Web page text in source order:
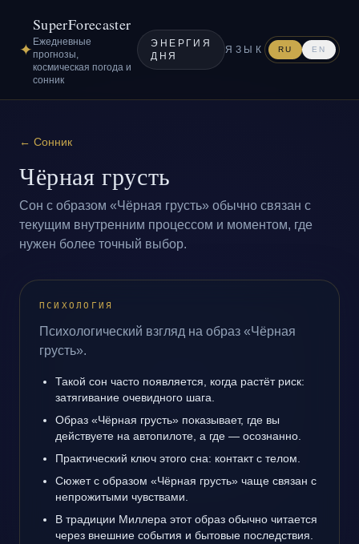
✦
SuperForecaster
Ежедневные
прогнозы,
космическая погода и
сонник
ЭНЕРГИЯ
ДНЯ
ЯЗЫК RU EN
← Сонник
Чёрная грусть
Сон с образом «Чёрная грусть» обычно связан с
текущим внутренним процессом и моментом, где
нужен более точный выбор.
ПСИХОЛОГИЯ
Психологический взгляд на образ «Чёрная
грусть».
Такой сон часто появляется, когда растёт риск:
затягивание очевидного шага.
Образ «Чёрная грусть» показывает, где вы
действуете на автопилоте, а где — осознанно.
Практический ключ этого сна: контакт с телом.
Сюжет с образом «Чёрная грусть» чаще связан с
непрожитыми чувствами.
В традиции Миллера этот образ обычно читается
через внешние события и бытовые последствия.